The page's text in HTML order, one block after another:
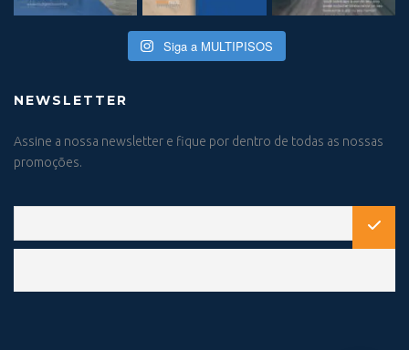
Siga a MULTIPISOS
NEWSLETTER
Assine a nossa newsletter e fique por dentro de todas as nossas
promoções.